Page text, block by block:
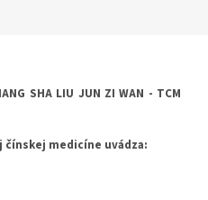
SHA LIU JUN ZI WAN - TCM
medicíne uvádza: